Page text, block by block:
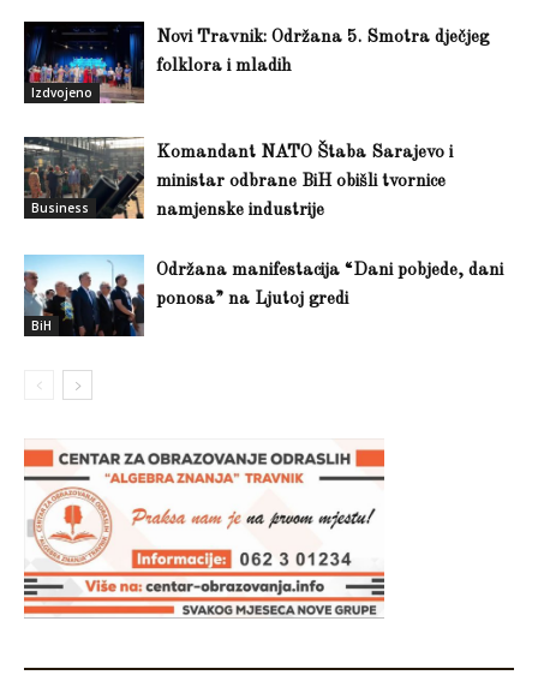
Izdvojeno
Novi Travnik: Održana 5. Smotra dječjeg
folklora i mladih
Business
Komandant NATO Štaba Sarajevo i
ministar odbrane BiH obišli tvornice
namjenske industrije
BiH
Održana manifestacija “Dani pobjede, dani
ponosa” na Ljutoj gredi